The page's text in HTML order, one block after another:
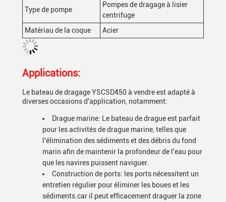
Type de pompe
Pompes de dragage à lisier
centrifuge
Matériau de la coque
Acier
Applications:
Le bateau de dragage YSCSD450 à vendre est adapté à
diverses occasions d'application, notamment:
Drague marine: Le bateau de drague est parfait
pour les activités de drague marine, telles que
l'élimination des sédiments et des débris du fond
marin afin de maintenir la profondeur de l'eau pour
que les navires puissent naviguer.
Construction de ports: les ports nécessitent un
entretien régulier pour éliminer les boues et les
sédiments.car il peut efficacement draguer la zone